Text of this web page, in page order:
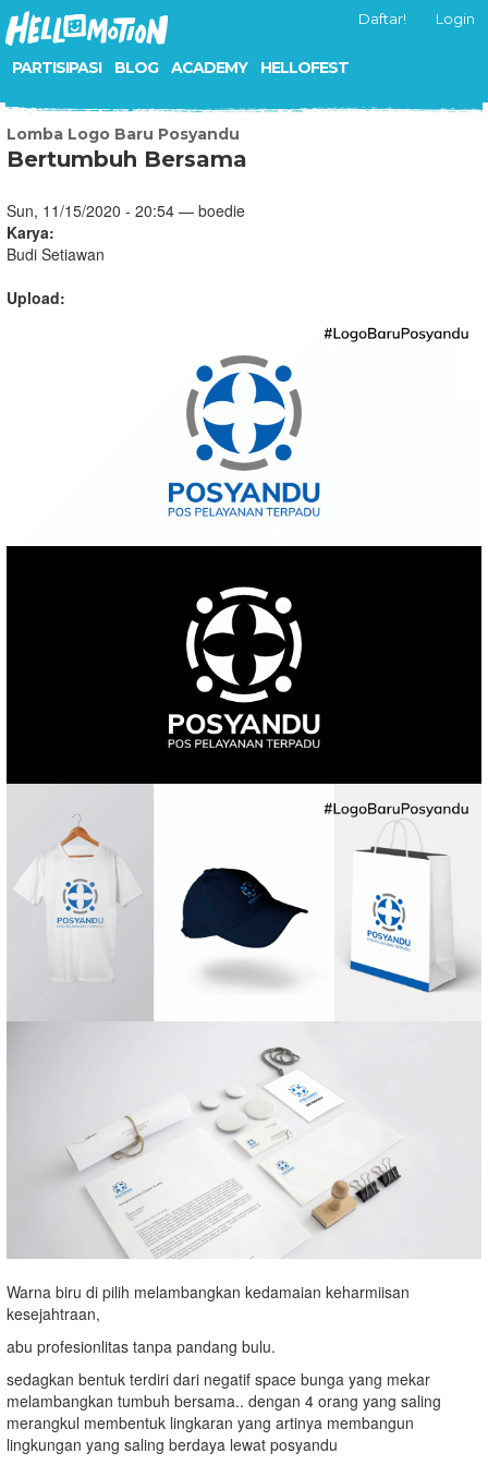
PARTISIPASI BLOG ACADEMY HELLOFEST
Daftar! Login
Lomba Logo Baru Posyandu
Bertumbuh Bersama
Sun, 11/15/2020 - 20:54 — boedie
Karya:
Budi Setiawan
Upload:
Warna biru di pilih melambangkan kedamaian keharmiisan
kesejahtraan,
abu profesionlitas tanpa pandang bulu.
sedagkan bentuk terdiri dari negatif space bunga yang mekar
melambangkan tumbuh bersama.. dengan 4 orang yang saling
merangkul membentuk lingkaran yang artinya membangun
lingkungan yang saling berdaya lewat posyandu